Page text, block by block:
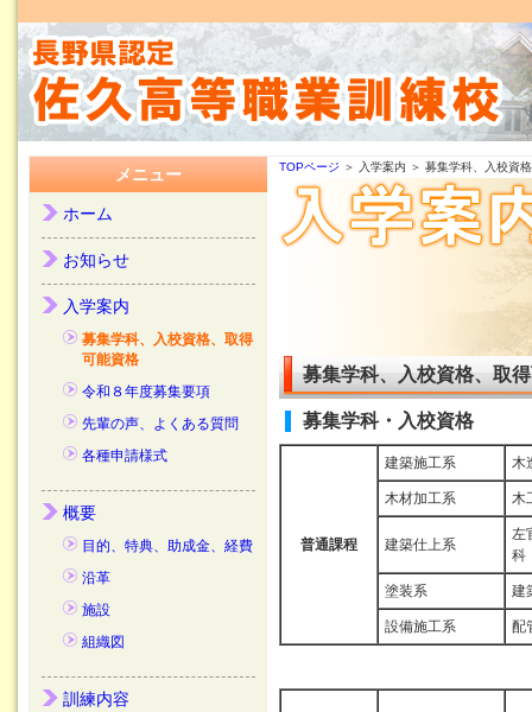
メニュー
ホーム
お知らせ
入学案内
募集学科、入校資格、取得
可能資格
令和８年度募集要項
先輩の声、よくある質問
各種申請様式
概要
目的、特典、助成金、経費
沿革
施設
組織図
訓練内容
TOPページ ＞ 入学案内 ＞ 募集学科、入校資
募集学科、入校資格、取
募集学科・入校資格
普通課程
建築施工系 木
木材加工系 木
建築仕上系
左
科
塗装系 建
設備施工系 配